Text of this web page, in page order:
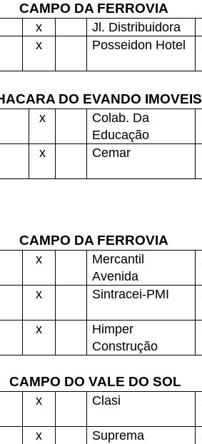
CAMPO DA FERROVIA
x Jl. Distribuidora
x Posseidon Hotel
DO EVANDO IMOVEIS
x
Colab. Da
Educação
x Cemar
CAMPO DA FERROVIA
x
Mercantil
Avenida
x Sintracei-PMI
x
Himper
Construção
CAMPO DO VALE DO SOL
x Clasi
x
Suprema